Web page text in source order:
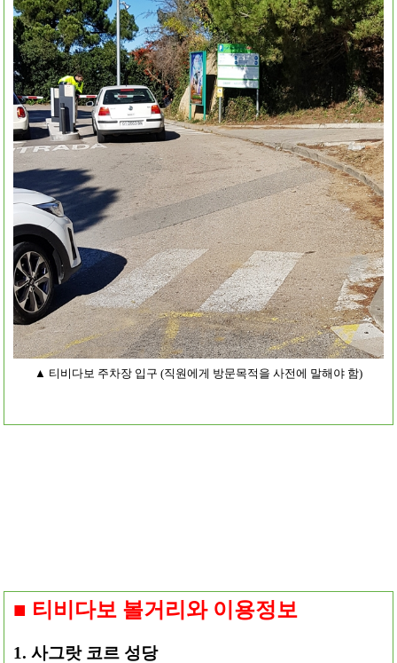
▲ 티비다보 주차장 입구 (직원에게 방문목적을 사전에 말해야 함)
■ 티비다보 볼거리와 이용정보
1. 사그랏 코르 성당